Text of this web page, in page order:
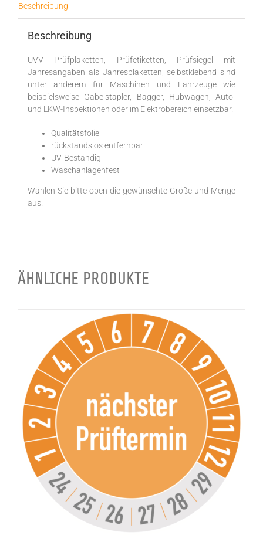
Beschreibung
Beschreibung
UVV Prüfplaketten, Prüfetiketten, Prüfsiegel mit
Jahresangaben als Jahresplaketten, selbstklebend sind
unter anderem für Maschinen und Fahrzeuge wie
beispielsweise Gabelstapler, Bagger, Hubwagen, Auto-
und LKW-Inspektionen oder im Elektrobereich einsetzbar.
Qualitätsfolie
rückstandslos entfernbar
UV-Beständig
Waschanlagenfest
Wählen Sie bitte oben die gewünschte Größe und Menge
aus.
ÄHNLICHE PRODUKTE